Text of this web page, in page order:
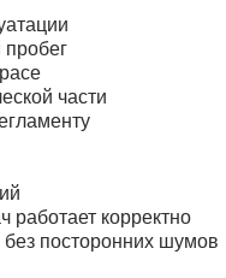
части
работает корректно
посторонних шумов